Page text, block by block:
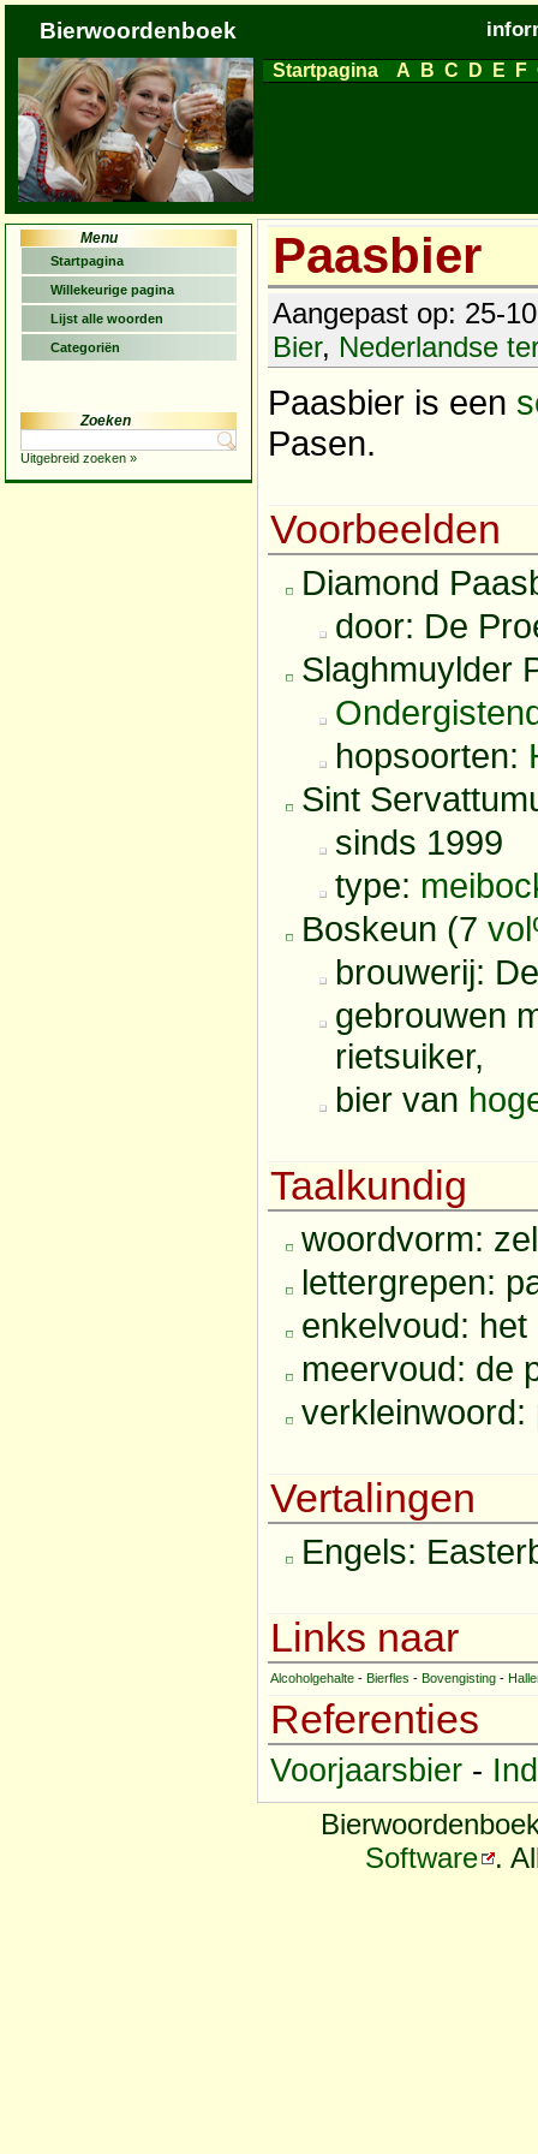
Bierwoordenboek
Startpagina A B C D E F
Menu
Startpagina
Willekeurige pagina
Lijst alle woorden
Categoriën
Zoeken
Uitgebreid zoeken »
Paasbier
Aangepast op: 25-
Bier, Nederlandse
Paasbier is een
Pasen.
Voorbeelden
Diamond
door: De
Slaghmuylder
hopsoorten:
Sint
sinds 1999
type:
Boskeun (7
brouwerij:
gebrouwen
rietsuiker,
bier van
Taalkundig
woordvorm:
lettergrepen:
enkelvoud:
meervoud: de
Vertalingen
Engels:
Links naar
Alcoholgehalte - Bierfles - Bovengisting -
Referenties
Voorjaarsbier -
Software .